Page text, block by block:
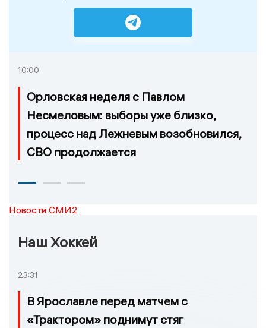
10:00
Орловская неделя с Павлом
Несмеловым: выборы уже близко,
процесс над Лежневым возобновился,
СВО продолжается
Новости СМИ2
Наш Хоккей
23:31
В Ярославле перед матчем с
«Трактором» поднимут стяг